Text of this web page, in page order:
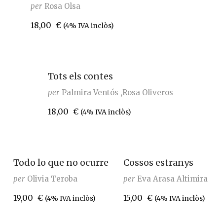
per Rosa Olsa
18,00 € (4% IVA inclòs)
Tots els contes
per Palmira Ventós Rosa Oliveros
18,00 € (4% IVA inclòs)
Todo lo que no ocurre
per Olivia Teroba
19,00 € (4% IVA inclòs)
Cossos estranys
per Eva Arasa Altimira
15,00 € (4% IVA inclòs)